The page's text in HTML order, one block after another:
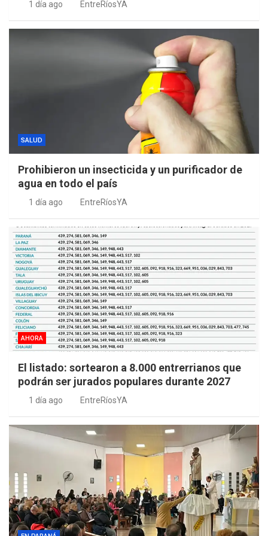
1 día ago EntreRíosYA
SALUD
Prohibieron un insecticida y un purificador de
agua en todo el país
1 día ago EntreRíosYA
AHORA
El listado: sortearon a 8.000 entrerrianos que
podrán ser jurados populares durante 2027
1 día ago EntreRíosYA